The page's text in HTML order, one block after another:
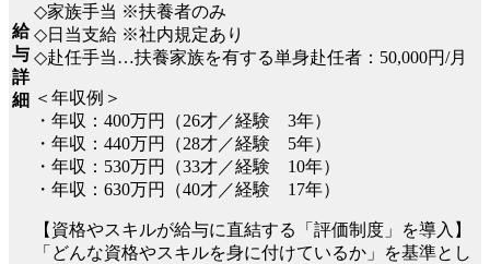
給
与
詳
細
◇家族手当 ※扶養者のみ
◇日当支給 ※社内規定あり
◇赴任手当…扶養家族を有する単身赴任者：50,000円/月
＜年収例＞
・年収：400万円（26才／経験 3年）
・年収：440万円（28才／経験 5年）
・年収：530万円（33才／経験 10年）
・年収：630万円（40才／経験 17年）
【資格やスキルが給与に直結する「評価制度」を導入】
「どんな資格やスキルを身に付けているか」を基準とし